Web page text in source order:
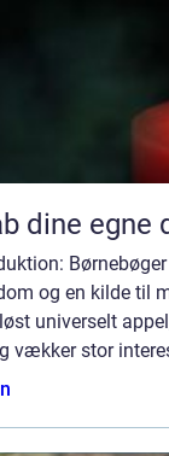
dine egne
og en kilde til
universelt
vækker stor